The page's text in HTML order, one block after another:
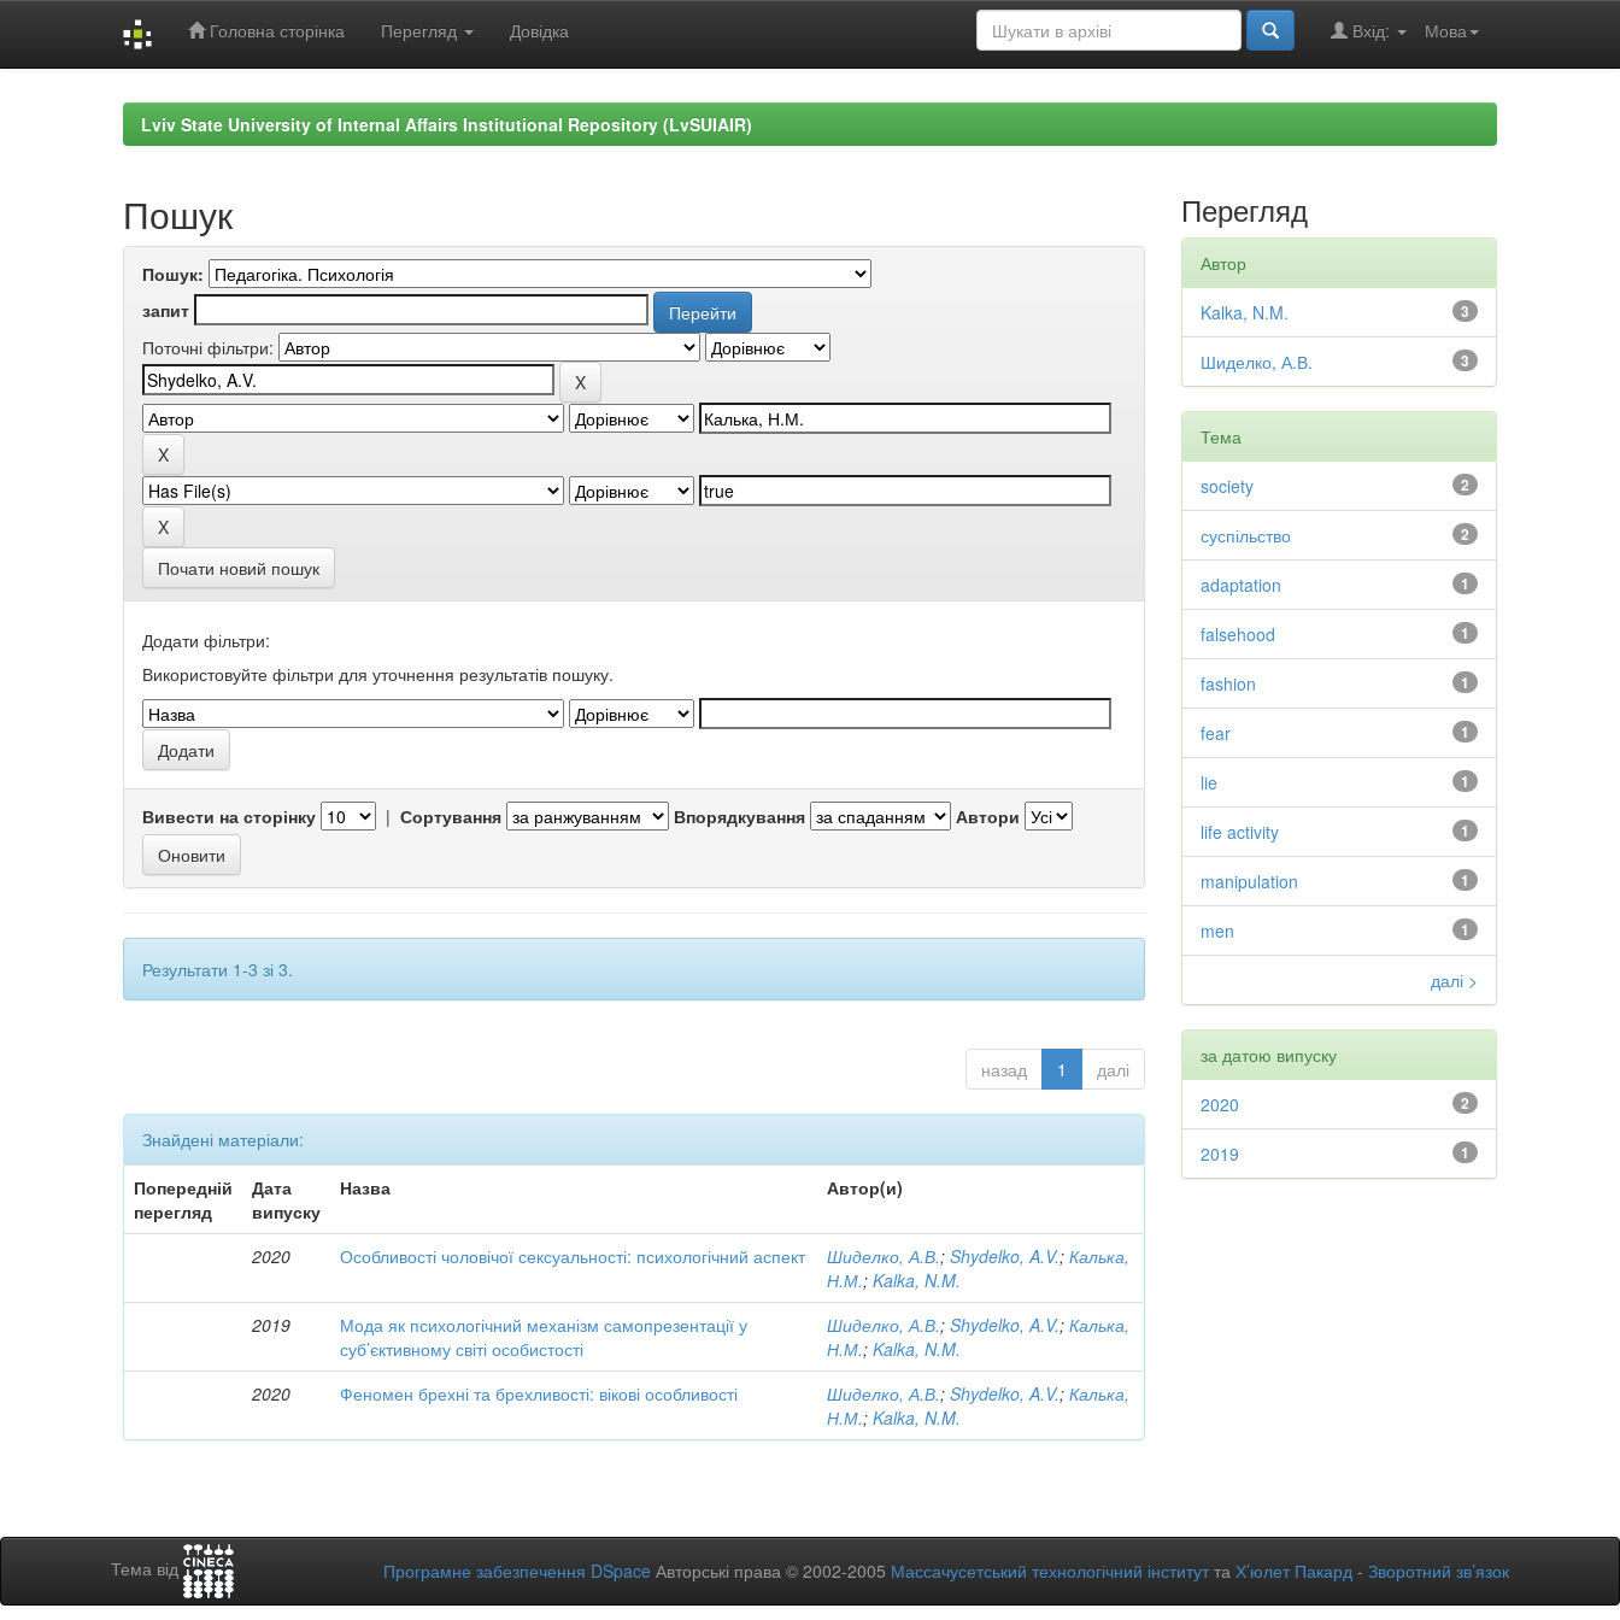
Головна сторінка Перегляд Довідка Мова
Вхід:
Lviv State University of Internal Affairs Institutional Repository (LvSUIAIR)
Пошук
Пошук:
запит
Поточні фільтри:
Почати новий пошук
Додати фільтри:
Використовуйте фільтри для уточнення результатів пошуку.
Вивести на сторінку | Сортування Впорядкування Автори
Результати 1-3 зі 3.
назад 1 далі
Знайдені матеріали:
Попередній
перегляд
Дата
випуску
Назва Автор(и)
2020 Особливості чоловічої сексуальності: психологічний аспект Шиделко, А.В.;Shydelko, A.V.;Калька,
Н.М.;Kalka, N.M.
2019
Мода як психологічний механізм самопрезентації у
суб’єктивному світі особистості
Шиделко, А.В.;Shydelko, A.V.;Калька,
Н.М.;Kalka, N.M.
2020
Феномен брехні та брехливості: вікові особливості Шиделко, А.В.;Shydelko, A.V.;Калька,
Н.М.;Kalka, N.M.
Перегляд
Автор
3
Kalka, N.M.
3
Шиделко, А.В.
Тема
2
society
2
суспільство
1
adaptation
1
falsehood
1
fashion
1
fear
1
lie
1
life activity
1
manipulation
1
men
далі >
за датою випуску
2
2020
1
2019
Тема від Програмне забезпечення DSpace Авторські права © 2002-2005 Массачусетський технологічний інститутта Х’юлет Пакард - Зворотний зв’язок